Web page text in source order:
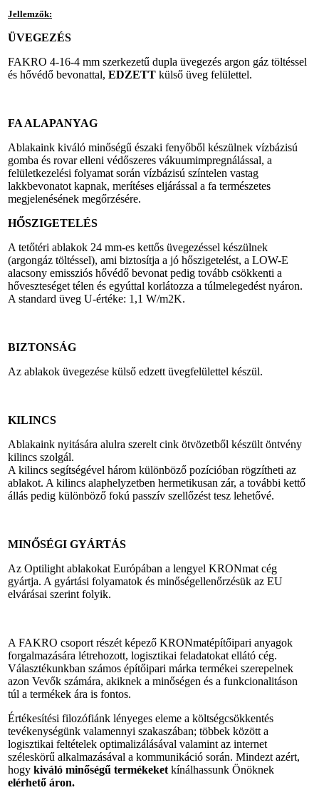
Jellemzők:
ÜVEGEZÉS
FAKRO 4-16-4 mm szerkezetű dupla üvegezés argon gáz töltéssel
és hővédő bevonattal, EDZETT külső üveg felülettel.
FA ALAPANYAG
Ablakaink kiváló minőségű északi fenyőből készülnek vízbázisú
gomba és rovar elleni védőszeres vákuumimpregnálással, a
felületkezelési folyamat során vízbázisú színtelen vastag
lakkbevonatot kapnak, merítéses eljárással a fa természetes
megjelenésének megőrzésére.
HŐSZIGETELÉS
A tetőtéri ablakok 24 mm-es kettős üvegezéssel készülnek
(argongáz töltéssel), ami biztosítja a jó hőszigetelést, a LOW-E
alacsony emissziós hővédő bevonat pedig tovább csökkenti a
hőveszteséget télen és egyúttal korlátozza a túlmelegedést nyáron.
A standard üveg U-értéke: 1,1 W/m2K.
BIZTONSÁG
Az ablakok üvegezése külső edzett üvegfelülettel készül.
KILINCS
Ablakaink nyitására alulra szerelt cink ötvözetből készült öntvény
kilincs szolgál.
A kilincs segítségével három különböző pozícióban rögzítheti az
ablakot. A kilincs alaphelyzetben hermetikusan zár, a további kettő
állás pedig különböző fokú passzív szellőzést tesz lehetővé.
MINŐSÉGI GYÁRTÁS
Az Optilight ablakokat Európában a lengyel KRONmat cég
gyártja. A gyártási folyamatok és minőségellenőrzésük az EU
elvárásai szerint folyik.
A FAKRO csoport részét képező KRONmatépítőipari anyagok
forgalmazására létrehozott, logisztikai feladatokat ellátó cég.
Választékunkban számos építőipari márka termékei szerepelnek
azon Vevők számára, akiknek a minőségen és a funkcionalitáson
túl a termékek ára is fontos.
Értékesítési filozófiánk lényeges eleme a költségcsökkentés
tevékenységünk valamennyi szakaszában; többek között a
logisztikai feltételek optimalizálásával valamint az internet
széleskörű alkalmazásával a kommunikáció során. Mindezt azért,
hogy kiváló minőségű termékeketkínálhassunk Önöknek
elérhető áron.